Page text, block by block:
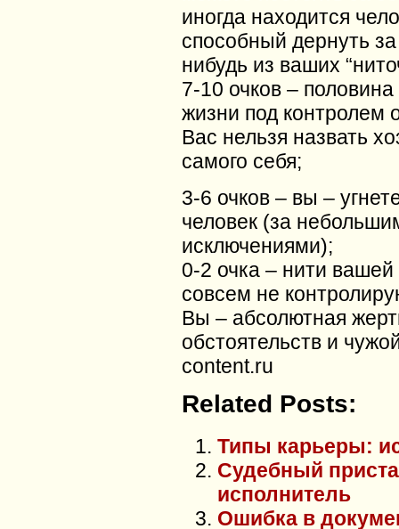
иногда находится
способный дернуть
нибудь из ваших
7-10 очков –
жизни под контролем
Вас нельзя назвать
самого себя;
3-6 очков – вы –
человек (за
исключениями);
0-2 очка – нити
совсем не
Вы – абсолютная
обстоятельств и
content.ru
Related Posts:
Типы карьеры:
Судебный
исполнитель
Ошибка в